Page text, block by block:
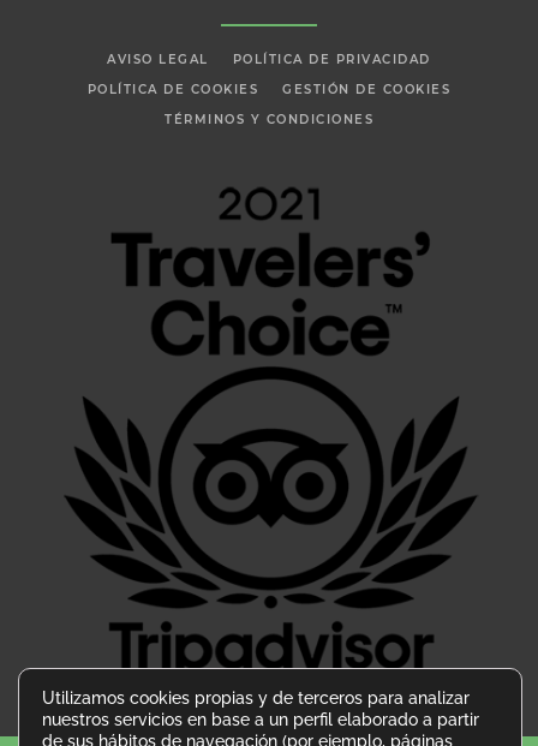
AVISO LEGAL
POLÍTICA DE PRIVACIDAD
POLÍTICA DE COOKIES
GESTIÓN DE COOKIES
TÉRMINOS Y CONDICIONES
Utilizamos cookies propias y de terceros para analizar
nuestros servicios en base a un perfil elaborado a partir
de sus hábitos de navegación (por ejemplo, páginas